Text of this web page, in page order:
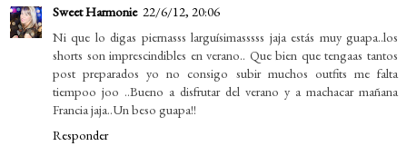
Sweet Harmonie 22/6/12, 20:06
Ni que lo digas piernasss larguísimasssss jaja estás muy guapa..los
shorts son imprescindibles en verano.. Que bien que tengaas tantos
post preparados yo no consigo subir muchos outfits me falta
tiempoo joo ..Bueno a disfrutar del verano y a machacar mañana
Francia jaja..Un beso guapa!!
Responder